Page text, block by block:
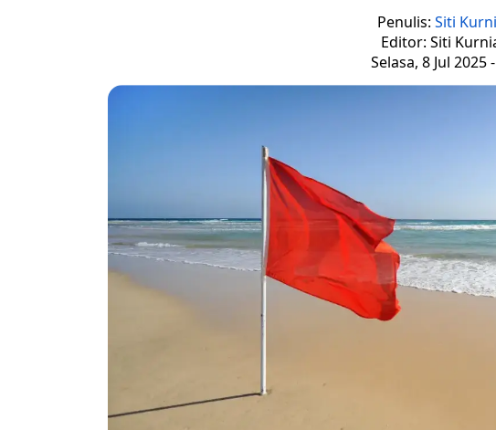
Penulis: Siti
Editor: Siti
Selasa, 8 Jul 2025